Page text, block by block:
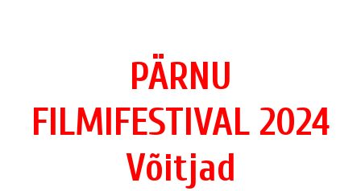
PÄRNU
FILMIFESTIVAL 2024
Võitjad